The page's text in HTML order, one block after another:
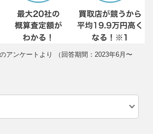
アンケートより （回答期間：2023年6月〜